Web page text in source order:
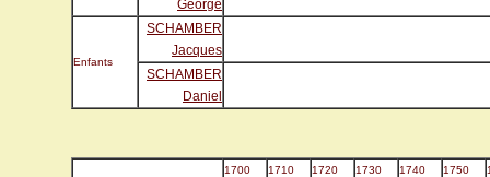
George
Enfants
SCHAMBER
Jacques
SCHAMBER
Daniel
1700 1710 1720 1730 1740 1750